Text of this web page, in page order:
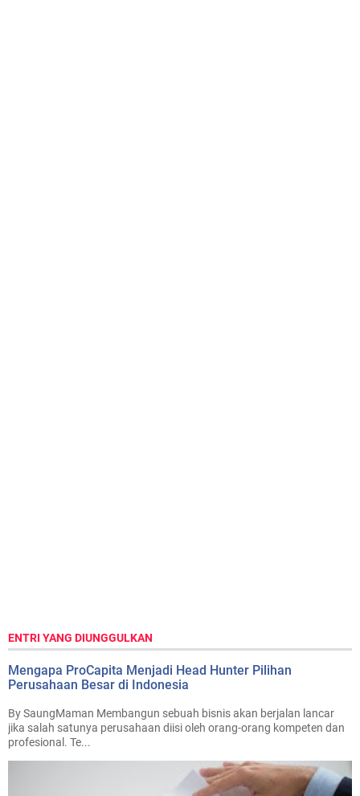
ENTRI YANG DIUNGGULKAN
Mengapa ProCapita Menjadi Head Hunter Pilihan
Perusahaan Besar di Indonesia
By SaungMaman Membangun sebuah bisnis akan berjalan lancar
jika salah satunya perusahaan diisi oleh orang-orang kompeten dan
profesional. Te...